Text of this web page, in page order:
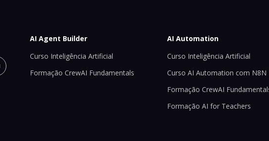
AI Agent Builder
Curso Inteligência Artificial
Formação CrewAI Fundamentals
AI Automation
Curso Inteligência Artificial
Curso AI Automation com N8N
Formação CrewAI
Formação AI for Teachers